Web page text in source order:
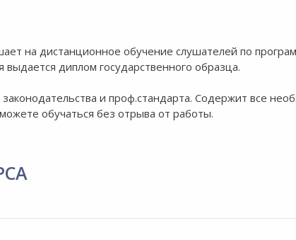
на дистанционное обучение слушателей по
диплом государственного образца.
и проф.стандарта. Содержит все
обучаться без отрыва от работы.